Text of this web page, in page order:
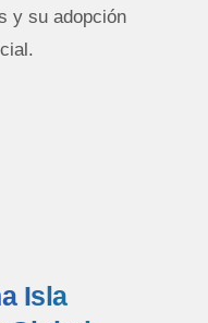
y su adopción
Isla